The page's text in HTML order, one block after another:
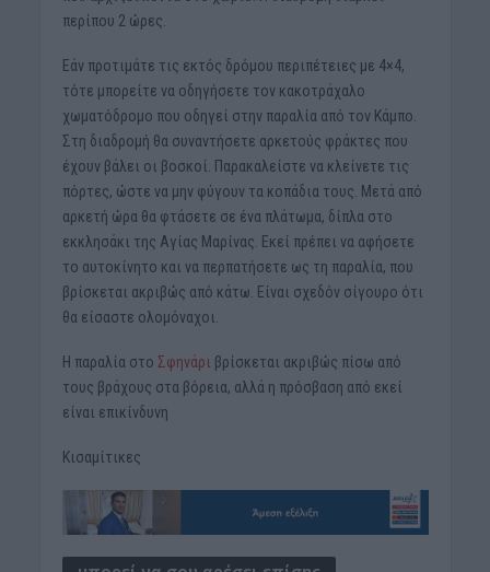
περίπου 2 ώρες.
Εάν προτιμάτε τις εκτός δρόμου περιπέτειες με 4×4,
τότε μπορείτε να οδηγήσετε τον κακοτράχαλο
χωματόδρομο που οδηγεί στην παραλία από τον Κάμπο.
Στη διαδρομή θα συναντήσετε αρκετούς φράκτες που
έχουν βάλει οι βοσκοί. Παρακαλείστε να κλείνετε τις
πόρτες, ώστε να μην φύγουν τα κοπάδια τους. Μετά από
αρκετή ώρα θα φτάσετε σε ένα πλάτωμα, δίπλα στο
εκκλησάκι της Αγίας Μαρίνας. Εκεί πρέπει να αφήσετε
το αυτοκίνητο και να περπατήσετε ως τη παραλία, που
βρίσκεται ακριβώς από κάτω. Είναι σχεδόν σίγουρο ότι
θα είσαστε ολομόναχοι.
Η παραλία στο Σφηνάρι βρίσκεται ακριβώς πίσω από
τους βράχους στα βόρεια, αλλά η πρόσβαση από εκεί
είναι επικίνδυνη
Κισαμίτικες